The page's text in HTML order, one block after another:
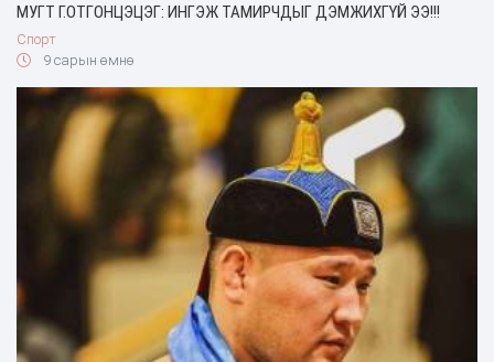
МУГТ Г.ОТГОНЦЭЦЭГ: ИНГЭЖ ТАМИРЧДЫГ ДЭМЖИХГҮЙ ЭЭ!!!
Спорт
9 сарын өмнө